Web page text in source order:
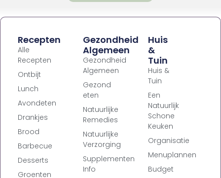
Recepten
Alle
Recepten
Ontbijt
Lunch
Avondeten
Drankjes
Brood
Barbecue
Desserts
Groenten
Gezondheid
Algemeen
Gezondheid
Algemeen
Gezond
eten
Natuurlijke
Remedies
Natuurlijke
Verzorging
Supplementen
Info
Huis
&
Tuin
Huis &
Tuin
Een
Natuurlijk
Schone
Keuken
Organisatie
Menuplannen
Budget